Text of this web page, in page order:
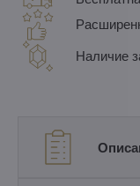
Наличие